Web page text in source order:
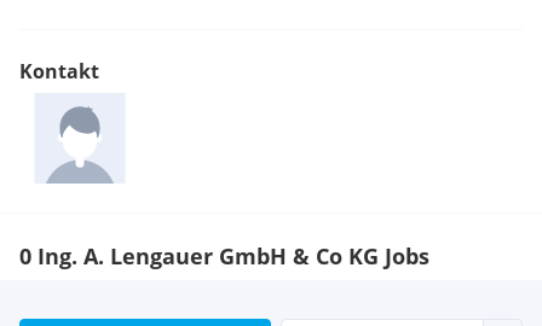
Reaktionszeiten, und das sogar bei Sonderwünschen und
scheinbar unmöglichen Anliegen.
Kontakt
0 Ing. A. Lengauer GmbH & Co KG Jobs